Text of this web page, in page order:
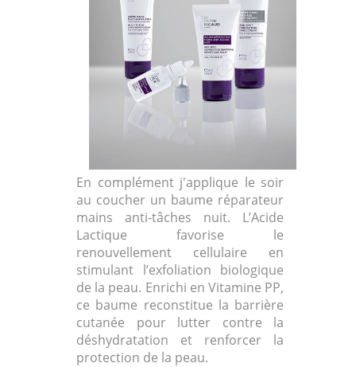
En complément j'applique le soir
au coucher un baume réparateur
mains anti-tâches nuit. L’Acide
Lactique favorise le
renouvellement cellulaire en
stimulant l’exfoliation biologique
de la peau. Enrichi en Vitamine PP,
ce baume reconstitue la barrière
cutanée pour lutter contre la
déshydratation et renforcer la
protection de la peau.